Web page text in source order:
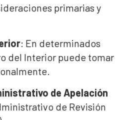
primarias y
: En determinados
del Interior puede tomar
de Apelación
de Revisión